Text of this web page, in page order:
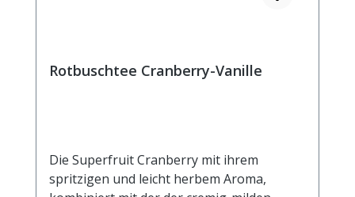
Rotbuschtee Cranberry-Vanille
Die Superfruit Cranberry mit ihrem
spritzigen und leicht herbem Aroma,